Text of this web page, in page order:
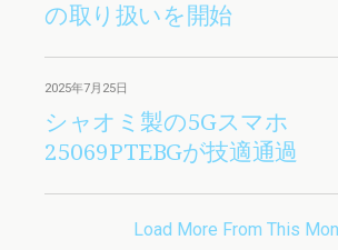
の取り扱いを開始
2025年7月25日
シャオミ製の5Gスマホ
25069PTEBGが技適通過
Load More From This